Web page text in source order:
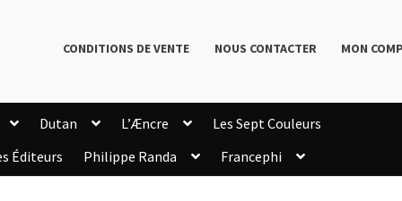
CONDITIONS DE VENTE NOUS CONTACTER MON
Dutan L’Æncre
Les Sept Couleurs
Éditeurs Philippe Randa
Francephi